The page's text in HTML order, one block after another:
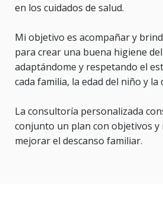
en los cuidados de salud.
Mi objetivo es acompañar y
para crear una buena higiene
adaptándome y respetando el
cada familia, la edad del niño y la
La consultoría personalizada
conjunto un plan con objetivos y
mejorar el descanso familiar.